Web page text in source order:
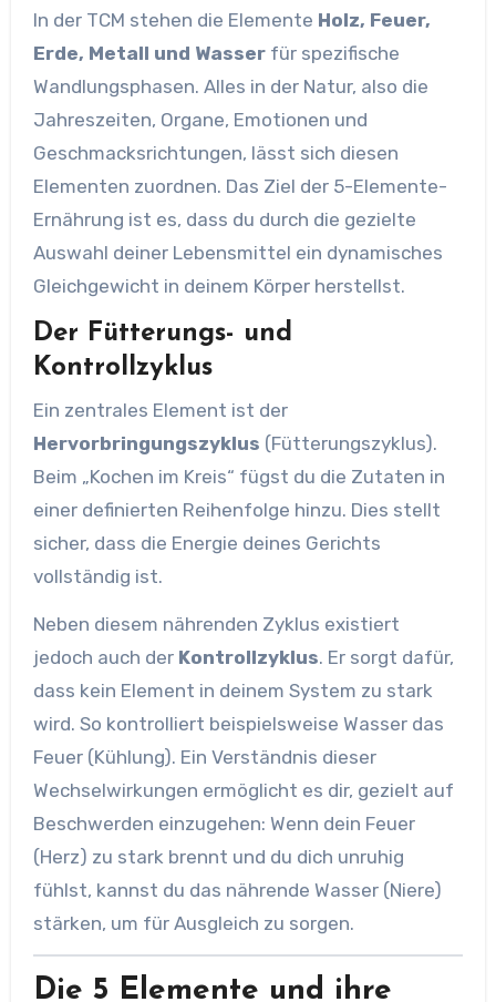
In der TCM stehen die Elemente Holz, Feuer,
Erde, Metall und Wasserfür spezifische
Wandlungsphasen. Alles in der Natur, also die
Jahreszeiten, Organe, Emotionen und
Geschmacksrichtungen, lässt sich diesen
Elementen zuordnen. Das Ziel der 5-Elemente-
Ernährung ist es, dass du durch die gezielte
Auswahl deiner Lebensmittel ein dynamisches
Gleichgewicht in deinem Körper herstellst.
Der Fütterungs- und
Kontrollzyklus
Ein zentrales Element ist der
Hervorbringungszyklus (Fütterungszyklus).
Beim „Kochen im Kreis“ fügst du die Zutaten in
einer definierten Reihenfolge hinzu. Dies stellt
sicher, dass die Energie deines Gerichts
vollständig ist.
Neben diesem nährenden Zyklus existiert
jedoch auch der Kontrollzyklus. Er sorgt dafür,
dass kein Element in deinem System zu stark
wird. So kontrolliert beispielsweise Wasser das
Feuer (Kühlung). Ein Verständnis dieser
Wechselwirkungen ermöglicht es dir, gezielt auf
Beschwerden einzugehen: Wenn dein Feuer
(Herz) zu stark brennt und du dich unruhig
fühlst, kannst du das nährende Wasser (Niere)
stärken, um für Ausgleich zu sorgen.
Die 5 Elemente und ihre